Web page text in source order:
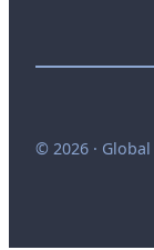
© 2026 ·